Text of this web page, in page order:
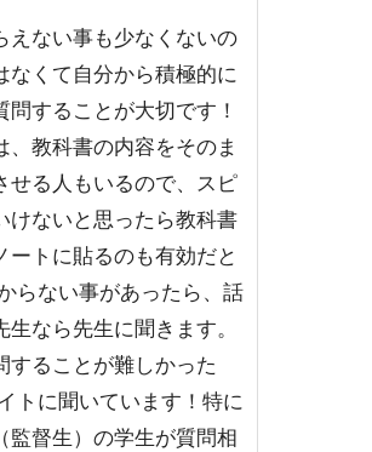
えない事も少なくないの
なくて自分から積極的に
問することが大切です！
、教科書の内容をそのま
せる人もいるので、スピ
けないと思ったら教科書
ートに貼るのも有効だと
らない事があったら、話
生なら先生に聞きます。
することが難しかった
トに聞いています！特に
監督生）の学生が質問相